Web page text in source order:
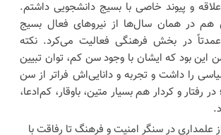
و پیوند خاصی با بسیج دانشجویی داشتم.
در همان سال‌ها از نیروهای فعال بسیج
در بخش فرهنگی فعالیت می‌کرد. نکته
این بود که ایشان با وجود سن کم، توان تبیین
را داشت و تجربه و دانایی‌اش فراتر از سن
رفتار و کردار هم بسیار متین، باوقار، کم‌ادعا،